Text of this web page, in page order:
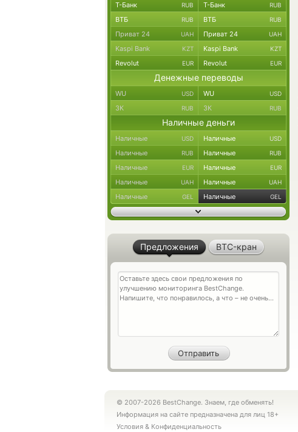
Т-Банк RUB Т-Банк RUB
ВТБ RUB ВТБ RUB
Приват 24 UAH Приват 24 UAH
Kaspi Bank KZT Kaspi Bank KZT
Revolut EUR Revolut EUR
Денежные переводы
WU USD WU USD
ЗК RUB ЗК RUB
Наличные деньги
Наличные USD Наличные USD
Наличные RUB Наличные RUB
Наличные EUR Наличные EUR
Наличные UAH Наличные UAH
Наличные GEL Наличные GEL
Предложения BTC-кран
© 2007-2026 BestChange. Знаем, где обменять!
Информация на сайте предназначена для лиц 18+
Условия & Конфиденциальность